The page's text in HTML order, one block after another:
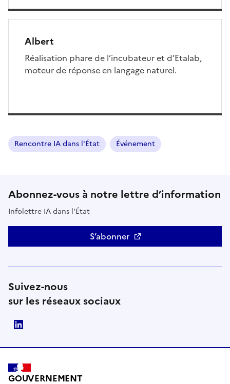
Albert
Réalisation phare de l’incubateur et d’Etalab,
moteur de réponse en langage naturel.
Rencontre IA dans l'État Événement
Abonnez-vous à notre lettre d’information
Infolettre IA dans l'État
S’abonner
Suivez-nous
sur les réseaux sociaux
GOUVERNEMENT